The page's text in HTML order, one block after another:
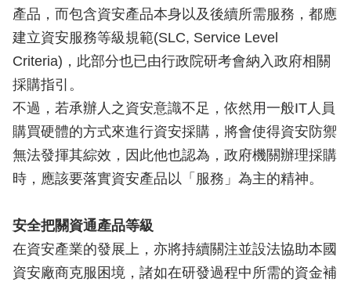
產品，而包含資安產品本身以及後續所需服務，都應
建立資安服務等級規範(SLC, Service Level
Criteria)，此部分也已由行政院研考會納入政府相關
採購指引。
不過，若承辦人之資安意識不足，依然用一般IT人員
購買硬體的方式來進行資安採購，將會使得資安防禦
無法發揮其綜效，因此他也認為，政府機關辦理採購
時，應該要落實資安產品以「服務」為主的精神。
安全把關資通產品等級
在資安產業的發展上，亦將持續關注並設法協助本國
資安廠商克服困境，諸如在研發過程中所需的資金補